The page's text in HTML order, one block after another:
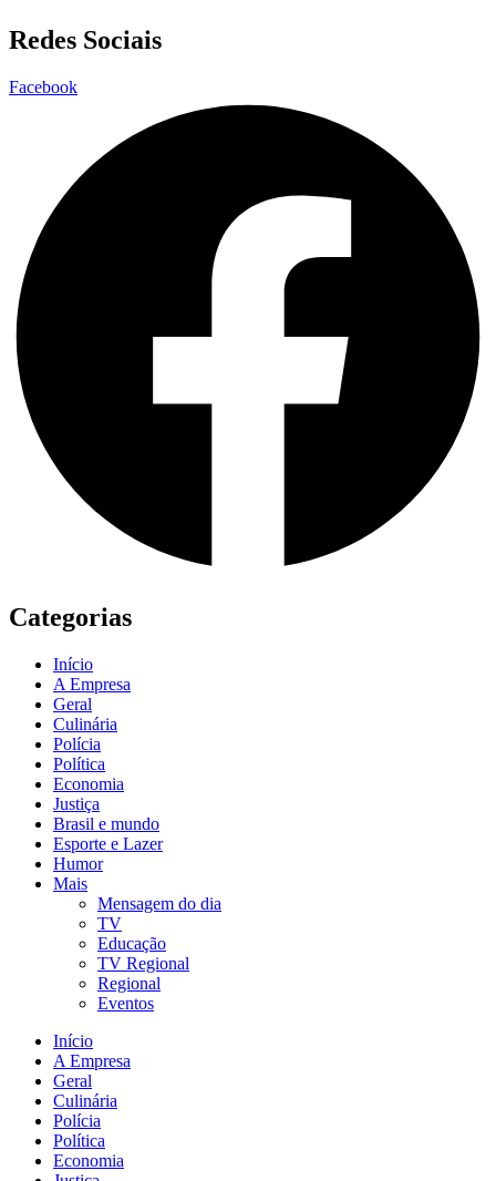
Redes Sociais
Facebook
Categorias
Início
A Empresa
Geral
Culinária
Polícia
Política
Economia
Justiça
Brasil e mundo
Esporte e Lazer
Humor
Mais
Mensagem do dia
TV
Educação
TV Regional
Regional
Eventos
Início
A Empresa
Geral
Culinária
Polícia
Política
Economia